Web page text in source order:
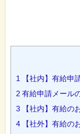
1 【社内】有給申
2 有給申請メール
3 【社内】有給の
4 【社外】有給の